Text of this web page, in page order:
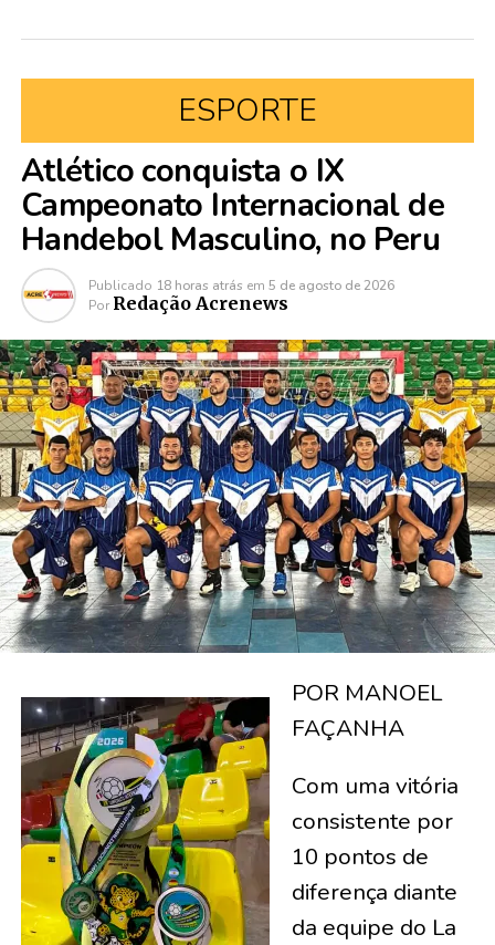
ESPORTE
Atlético conquista o IX
Campeonato Internacional de
Handebol Masculino, no Peru
Publicado 18 horas atrás em 5 de agosto de 2026
Por Redação Acrenews
POR MANOEL
FAÇANHA
Com uma vitória
consistente por
10 pontos de
diferença diante
da equipe do La